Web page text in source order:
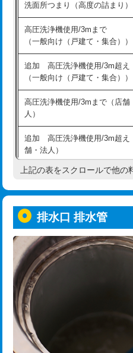
バスタブ設置
追加人工
廃棄・処分
※給水管工事は20mmまでの
給水管工事※（ホール加工)
給水管工事※（バンド止め)
給水管工事※（支持金具設置)
給水管工事※（保温材使用（
め込み）)
給水管工事※（土の掘削・埋
業)
給水管工事※（塩ビ管（VP・HI
用/3ｍまで)
用（追加）/3ｍ超え)
給水管工事※（ライニング鋼
管・ポリ管・HT管使用/3ｍま
給水管工事※（ライニング鋼管
管・ポリ管・HT管使用/3ｍ超え)
排水管工事（土の掘削・埋め戻
業）
排水管工事（排水管工事/3ｍ
洗面所つまり（高度の詰まり）
高圧洗浄機使用/3mまで
（一般向け（戸建て・集合））
追加 高圧洗浄機使用/3m超え
（一般向け（戸建て・集合））
高圧洗浄機使用/3mまで（店舗
人）
追加 高圧洗浄機使用/3m超え
舗・法人）
高度高圧洗浄換
トーラー機使用/3mまで
追加トーラー機使用/3m超え
カメラ調査
桝清掃
止水・漏水調査・防水処理・清
理・調整・分解・加工など（
上記の表をスクロールで他の
排水口 排水管